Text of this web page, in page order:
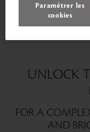
UNLOCK
FOR A
AND
Paramétrer les
cookies